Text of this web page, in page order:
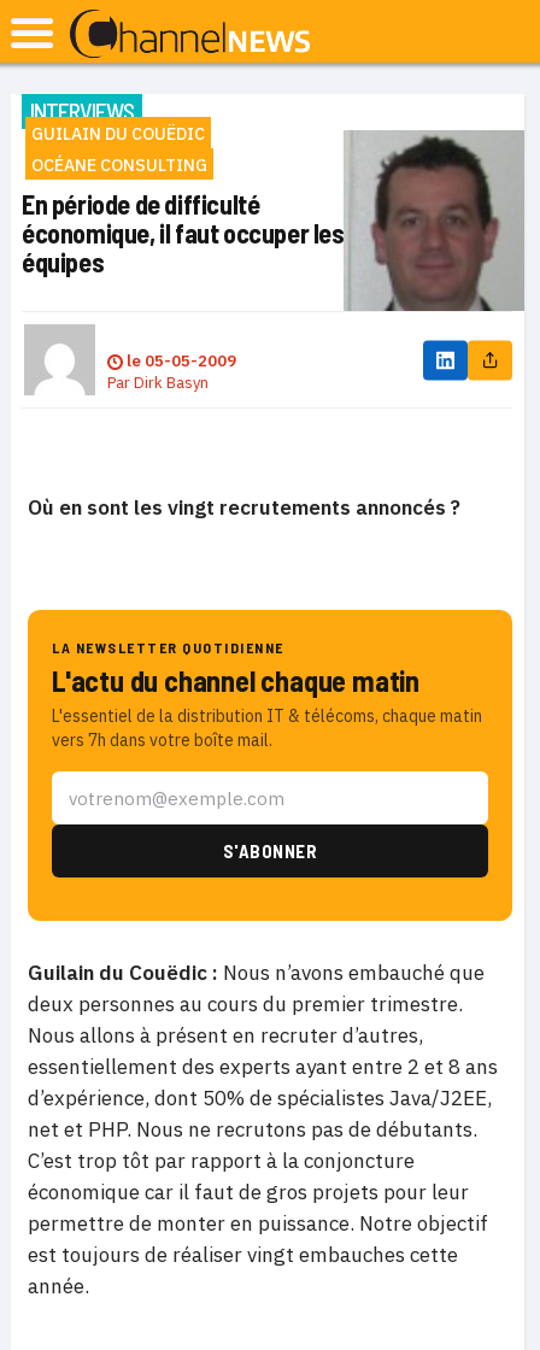
INTERVIEWS
GUILAIN DU COUËDIC
OCÉANE CONSULTING
En période de difficulté
économique, il faut occuper les
équipes
le 05-05-2009
ParDirk Basyn
Où en sont les vingt recrutements annoncés ?
LA NEWSLETTER QUOTIDIENNE
L'actu du channel chaque matin
L'essentiel de la distribution IT & télécoms, chaque matin
vers 7h dans votre boîte mail.
Guilain du Couëdic : Nous n’avons embauché que
deux personnes au cours du premier trimestre.
Nous allons à présent en recruter d’autres,
essentiellement des experts ayant entre 2 et 8 ans
d’expérience, dont 50% de spécialistes Java/J2EE,
net et PHP. Nous ne recrutons pas de débutants.
C’est trop tôt par rapport à la conjoncture
économique car il faut de gros projets pour leur
permettre de monter en puissance. Notre objectif
est toujours de réaliser vingt embauches cette
année.